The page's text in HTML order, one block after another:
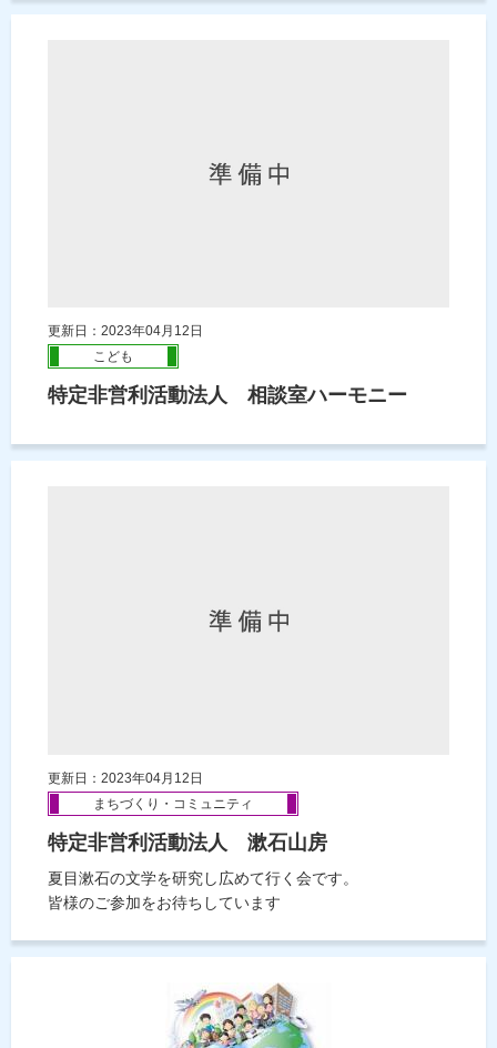
更新日：2023年04月12日
こども
特定非営利活動法人 相談室ハーモニー
更新日：2023年04月12日
まちづくり・コミュニティ
特定非営利活動法人 漱石山房
夏目漱石の文学を研究し広めて行く会です。
皆様のご参加をお待ちしています